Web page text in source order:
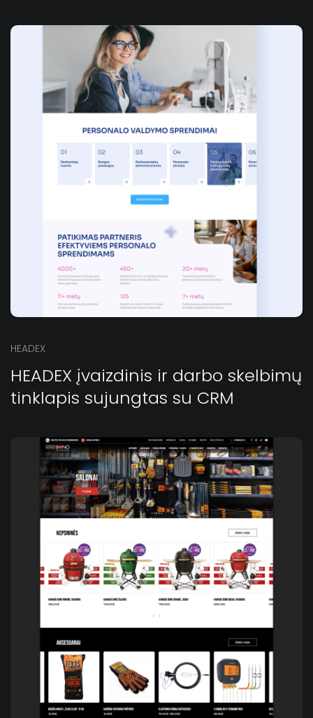
HEADEX
HEADEX įvaizdinis ir darbo skelbimų
tinklapis sujungtas su CRM